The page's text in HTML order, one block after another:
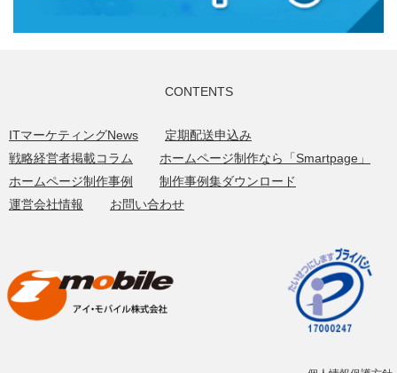
CONTENTS
ITマーケティングNews
定期配送申込み
戦略経営者掲載コラム
ホームページ制作なら「Smartpage」
ホームページ制作事例
制作事例集ダウンロード
運営会社情報
お問い合わせ